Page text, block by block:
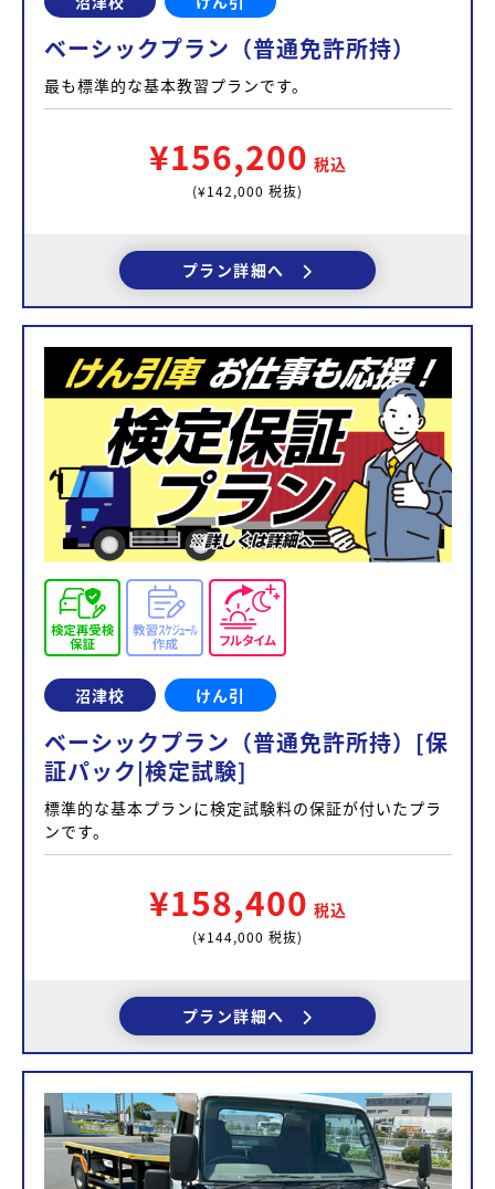
ベーシックプラン（普通免許所持）
最も標準的な基本教習プランです。
¥156,200 税込
(¥142,000 税抜)
プラン詳細へ
沼津校 けん引
ベーシックプラン（普通免許所持）[保
証パック|検定試験]
標準的な基本プランに検定試験料の保証が付いたプラ
ンです。
¥158,400 税込
(¥144,000 税抜)
プラン詳細へ